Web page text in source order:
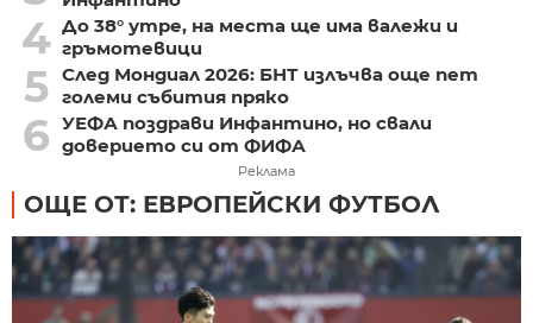
4 До 38° утре, на места ще има валежи и
гръмотевици
5 След Мондиал 2026: БНТ излъчва още пет
големи събития пряко
6 УЕФА поздрави Инфантино, но свали
доверието си от ФИФА
Реклама
ОЩЕ ОТ: ЕВРОПЕЙСКИ ФУТБОЛ